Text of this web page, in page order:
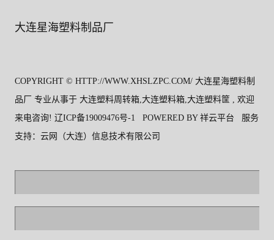
大连星海塑料制品厂
COPYRIGHT © HTTP://WWW.XHSLZPC.COM/ 大连星海塑料制
品厂 专业从事于 大连塑料周转箱,大连塑料箱,大连塑料筐 , 欢迎
来电咨询! 辽ICP备19009476号-1 POWERED BY 祥云平台
服务
支持： 云网（大连）信息技术有限公司